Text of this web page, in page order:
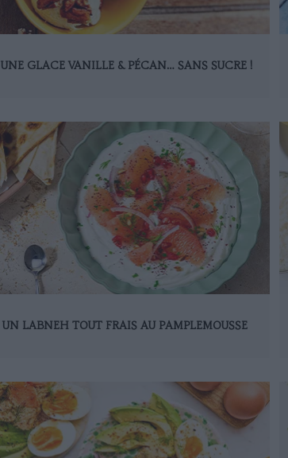
UNE GLACE VANILLE & PÉCAN… SANS SUCRE !
UN LABNEH TOUT FRAIS AU PAMPLEMOUSSE